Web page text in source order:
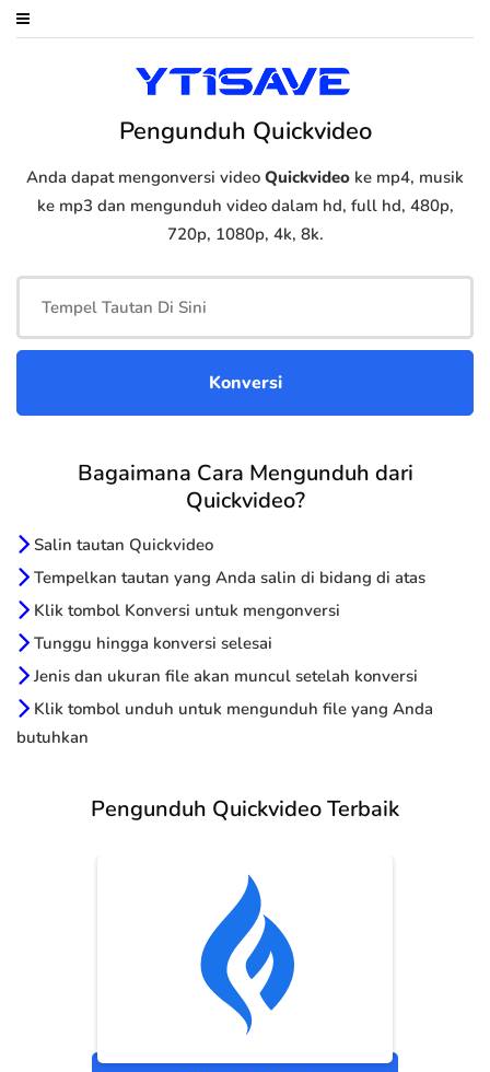
Pengunduh Quickvideo
Anda dapat mengonversi video Quickvideo ke mp4, musik
ke mp3 dan mengunduh video dalam hd, full hd, 480p,
720p, 1080p, 4k, 8k.
Bagaimana Cara Mengunduh dari
Quickvideo?
Salin tautan Quickvideo
Tempelkan tautan yang Anda salin di bidang di atas
Klik tombol Konversi untuk mengonversi
Tunggu hingga konversi selesai
Jenis dan ukuran file akan muncul setelah konversi
Klik tombol unduh untuk mengunduh file yang Anda
butuhkan
Pengunduh Quickvideo Terbaik